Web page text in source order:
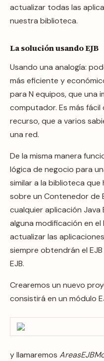
actualizar todas las
nuestra biblioteca.
La solución usando EJB
Usando una analogía:
más eficiente y
para N equipos, que una
computador. Es más
recurso, que a varios
una red.
De la misma manera
lógica de negocio para
similar a la biblioteca
sobre un Contenedor de
cualquier aplicación Java
alguna modificación en
actualizar las
siempre obtendrán el
EJB.
Crearemos un nuevo
consistirá en un módulo
y llamaremos